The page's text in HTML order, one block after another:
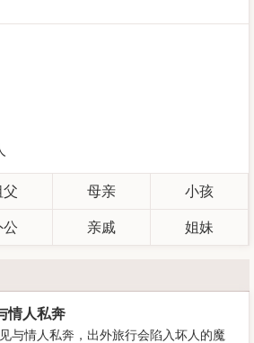
父 母亲 小孩
公 亲戚 姐妹
情人私奔
与情人私奔，出外旅行会陷入坏人的魔